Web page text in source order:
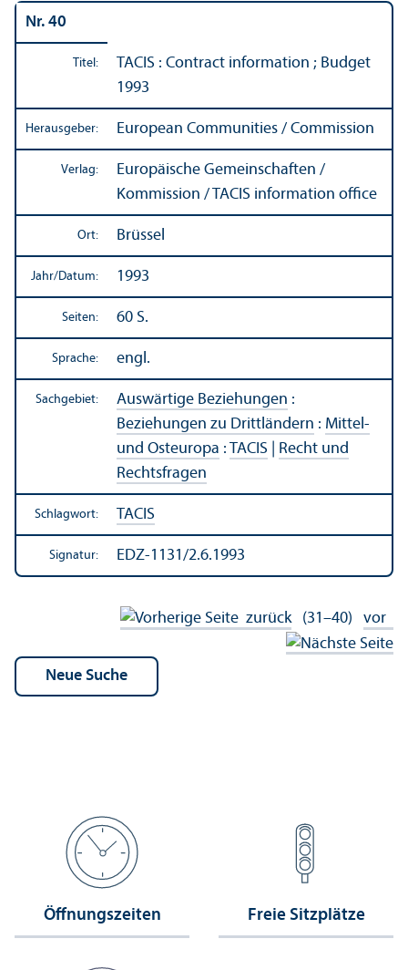
Nr. 40
Titel:
TACIS : Contract information ; Budget
1993
Herausgeber: European Communities / Commission
Verlag:
Europäische Gemeinschaften /
Kommission / TACIS information office
Ort: Brüssel
Jahr/Datum: 1993
Seiten: 60 S.
Sprache: engl.
Sachgebiet: Auswärtige Beziehungen :
Beziehungen zu Drittländern : Mittel-
und Osteuropa : TACIS
Recht und
Rechts­fragen
Schlagwort: TACIS
Signatur: EDZ-1131/2.6.1993
zurück(31–40) vor
Öffnungs­zeiten Freie Sitzplätze